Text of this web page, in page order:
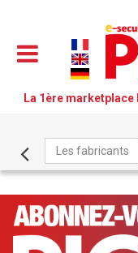
La 1ère marketplace
Les fabricants